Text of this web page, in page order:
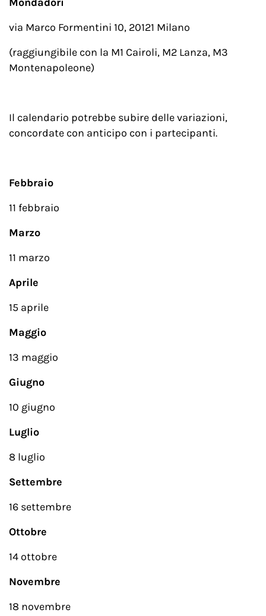
via Marco Formentini 10, 20121 Milano
(raggiungibile con la M1 Cairoli, M2 Lanza, M3
Montenapoleone)
Il calendario potrebbe subire delle variazioni,
concordate con anticipo con i partecipanti.
Febbraio
11 febbraio
Marzo
11 marzo
Aprile
15 aprile
Maggio
13 maggio
Giugno
10 giugno
Luglio
8 luglio
Settembre
16 settembre
Ottobre
14 ottobre
Novembre
18 novembre